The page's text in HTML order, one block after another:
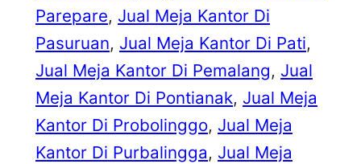
Parepare, Jual Meja Kantor Di
Pasuruan, Jual Meja Kantor Di Pati
Jual Meja Kantor Di Pemalang, Jual
Meja Kantor Di Pontianak, Jual Meja
Kantor Di Probolinggo, Jual Meja
Kantor Di Purbalingga, Jual Meja